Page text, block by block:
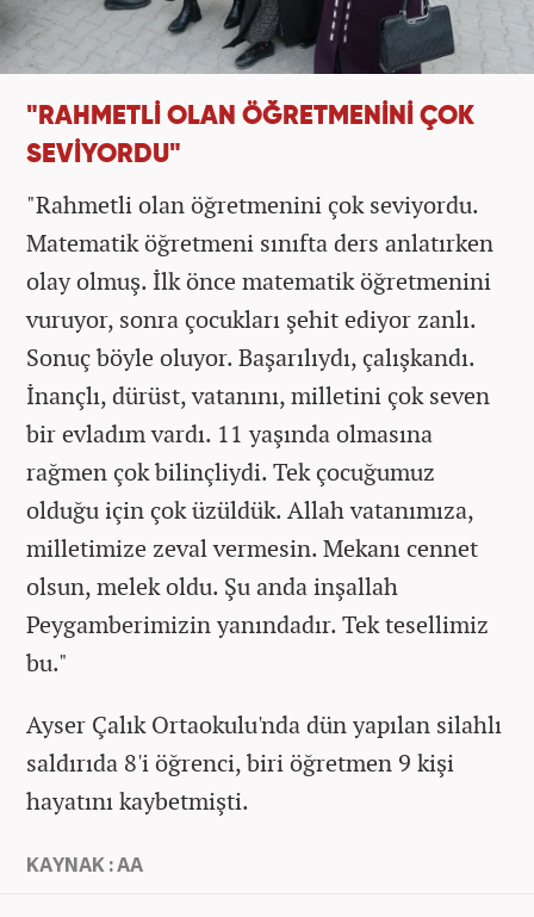
"RAHMETLİ OLAN ÖĞRETMENİNİ ÇOK
SEVİYORDU"
"Rahmetli olan öğretmenini çok seviyordu.
Matematik öğretmeni sınıfta ders anlatırken
olay olmuş. İlk önce matematik öğretmenini
vuruyor, sonra çocukları şehit ediyor zanlı.
Sonuç böyle oluyor. Başarılıydı, çalışkandı.
İnançlı, dürüst, vatanını, milletini çok seven
bir evladım vardı. 11 yaşında olmasına
rağmen çok bilinçliydi. Tek çocuğumuz
olduğu için çok üzüldük. Allah vatanımıza,
milletimize zeval vermesin. Mekanı cennet
olsun, melek oldu. Şu anda inşallah
Peygamberimizin yanındadır. Tek tesellimiz
bu."
Ayser Çalık Ortaokulu'nda dün yapılan silahlı
saldırıda 8'i öğrenci, biri öğretmen 9 kişi
hayatını kaybetmişti.
KAYNAK : AA